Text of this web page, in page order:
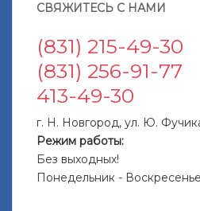
СВЯЖИТЕСЬ С НАМИ
(831) 215-49-30
(831) 256-91-77
413-49-30
г. Н. Новгород, ул. Ю.
Режим работы:
Без выходных!
Понедельник -